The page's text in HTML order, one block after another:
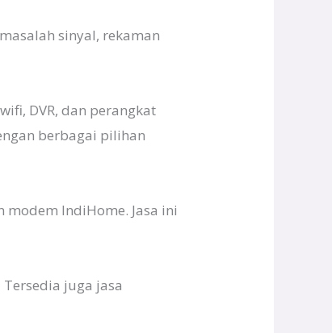
sinyal, rekaman
DVR, dan perangkat
berbagai pilihan
IndiHome. Jasa ini
juga jasa